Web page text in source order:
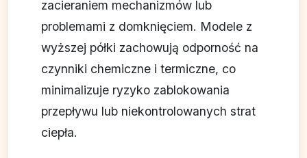
zacieraniem mechanizmów lub
problemami z domknięciem. Modele z
wyższej półki zachowują odporność na
czynniki chemiczne i termiczne, co
minimalizuje ryzyko zablokowania
przepływu lub niekontrolowanych strat
ciepła.